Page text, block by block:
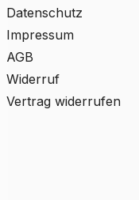
Datenschutz
Impressum
AGB
Widerruf
Vertrag widerrufen